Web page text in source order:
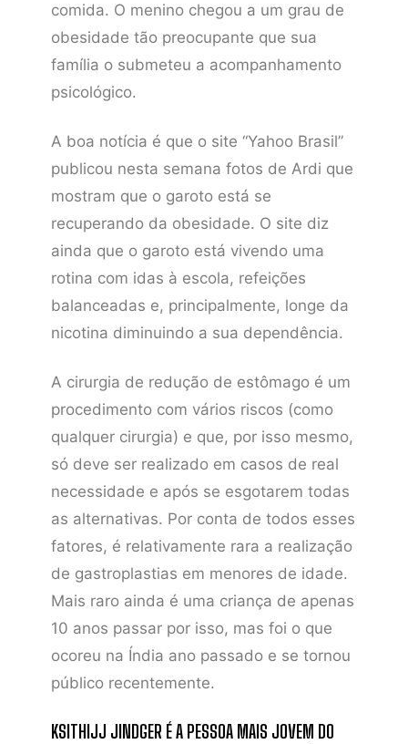
comida. O menino chegou a um grau de
obesidade tão preocupante que sua
família o submeteu a acompanhamento
psicológico.
A boa notícia é que o site “Yahoo Brasil”
publicou nesta semana fotos de Ardi que
mostram que o garoto está se
recuperando da obesidade. O site diz
ainda que o garoto está vivendo uma
rotina com idas à escola, refeições
balanceadas e, principalmente, longe da
nicotina diminuindo a sua dependência.
A cirurgia de redução de estômago é um
procedimento com vários riscos (como
qualquer cirurgia) e que, por isso mesmo,
só deve ser realizado em casos de real
necessidade e após se esgotarem todas
as alternativas. Por conta de todos esses
fatores, é relativamente rara a realização
de gastroplastias em menores de idade.
Mais raro ainda é uma criança de apenas
10 anos passar por isso, mas foi o que
ocoreu na Índia ano passado e se tornou
público recentemente.
KSITHIJJ JINDGER É A PESSOA MAIS JOVEM DO